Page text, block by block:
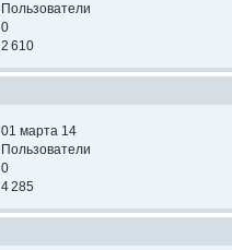
Пользователи
0
2 610
01 марта 14
Пользователи
0
4 285